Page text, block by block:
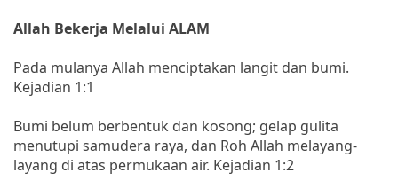
Allah Bekerja Melalui ALAM
Pada mulanya Allah menciptakan langit dan bumi.
Kejadian 1:1
Bumi belum berbentuk dan kosong; gelap gulita
menutupi samudera raya, dan Roh Allah melayang-
layang di atas permukaan air. Kejadian 1:2